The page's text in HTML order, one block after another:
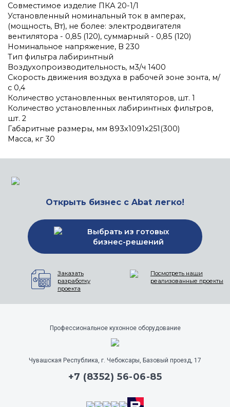
Совместимое изделие ПКА 20-1/1
Установленный номинальный ток в амперах,
(мощность, Вт), не более: электродвигателя
вентилятора - 0,85 (120), суммарный - 0,85 (120)
Номинальное напряжение, В 230
Тип фильтра лабиринтный
Воздухопроизводительность, м3/ч 1400
Скорость движения воздуха в рабочей зоне зонта, м/
с 0,4
Количество установленных вентиляторов, шт. 1
Количество установленных лабиринтных фильтров,
шт. 2
Габаритные размеры, мм 893х1091х251(300)
Масса, кг 30
Открыть бизнес с Abat легко!
Выбрать из готовых
бизнес-решений
Заказать
разработку
проекта
Посмотреть наши
реализованные проекты
Профессиональное кухонное оборудование
Чувашская Республика, г. Чебоксары, Базовый проезд, 17
+7 (8352) 56-06-85